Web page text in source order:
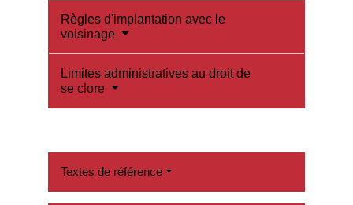
Règles d'implantation avec le
voisinage
Limites administratives au droit de
se clore
Textes de référence